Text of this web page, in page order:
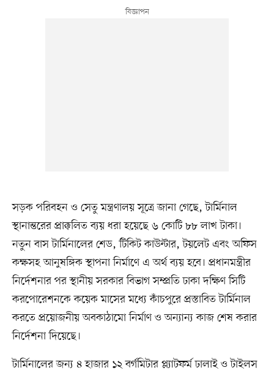
সড়ক পরিবহন ও সেতু মন্ত্রণালয় সূত্রে জানা গেছে, টার্মিনাল
স্থানান্তরের প্রাক্কলিত ব্যয় ধরা হয়েছে ৬ কোটি ৮৮ লাখ টাকা।
নতুন বাস টার্মিনালের শেড, টিকিট কাউন্টার, টয়লেট এবং অফিস
কক্ষসহ আনুষঙ্গিক স্থাপনা নির্মাণে এ অর্থ ব্যয় হবে। প্রধানমন্ত্রীর
নির্দেশনার পর স্থানীয় সরকার বিভাগ সম্প্রতি ঢাকা দক্ষিণ সিটি
করপোরেশনকে কয়েক মাসের মধ্যে কাঁচপুরে প্রস্তাবিত টার্মিনাল
করতে প্রয়োজনীয় অবকাঠামো নির্মাণ ও অন্যান্য কাজ শেষ করার
নির্দেশনা দিয়েছে।
টার্মিনালের জন্য ৪ হাজার ১২ বর্গমিটার প্ল্যাটফর্ম ঢালাই ও টাইলস